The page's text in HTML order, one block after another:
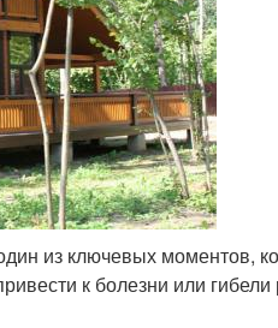
из ключевых моментов,
к болезни или